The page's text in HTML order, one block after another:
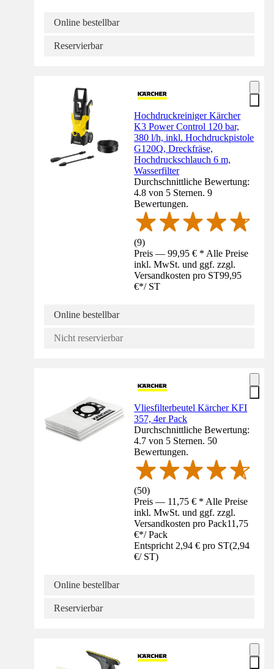
Online bestellbar
Reservierbar
Hochdruckreiniger Kärcher
K3 Power Control 120 bar,
380 l/h, inkl. Hochdruckpistole
G120Q, Dreckfräse,
Hochdruckschlauch 6 m,
Wasserfilter
Durchschnittliche Bewertung:
4.8 von 5 Sternen. 9
Bewertungen.
(9)
Preis — 99,95 € * Alle Preise
inkl. MwSt. und ggf. zzgl.
Versandkosten pro ST99,95
€*/ ST
Online bestellbar
Nicht reservierbar
Vliesfilterbeutel Kärcher KFI
357, 4er Pack
Durchschnittliche Bewertung:
4.7 von 5 Sternen. 50
Bewertungen.
(50)
Preis — 11,75 € * Alle Preise
inkl. MwSt. und ggf. zzgl.
Versandkosten pro Pack11,75
€*/ Pack
Entspricht 2,94 € pro ST(2,94
€/ ST)
Online bestellbar
Reservierbar